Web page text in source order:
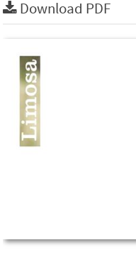
Download PDF